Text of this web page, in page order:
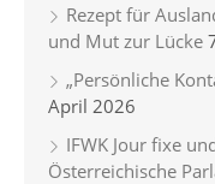
Rezept für
und Mut zur Lücke
„Persönliche
April 2026
IFWK Jour fixe
Österreichische